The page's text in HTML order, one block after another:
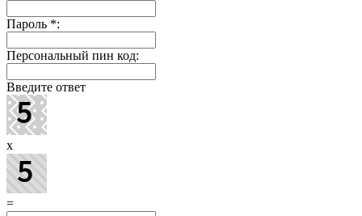
Пароль *:
Персональный пин код:
Введите ответ
x
=